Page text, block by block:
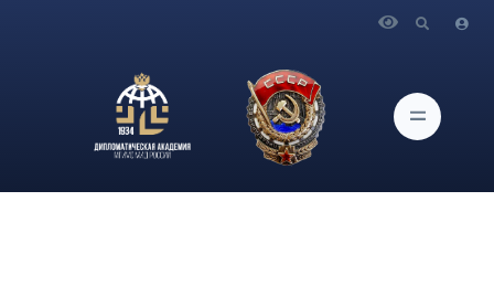
статья главного научного сотрудника ИАМП, доцента
Дипломатической академии МИД России А.А.Гришанова
"Внешнеполитическое наследие администрации Байдена".